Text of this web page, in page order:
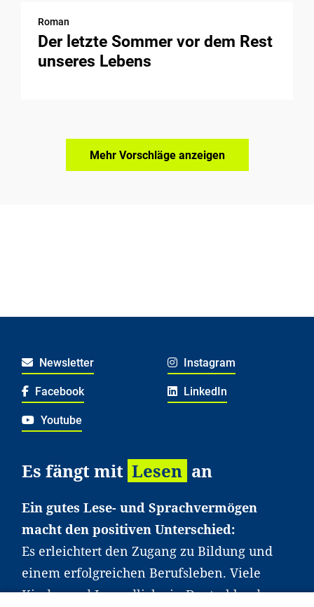
Roman
Der letzte Sommer vor dem Rest
unseres Lebens
Mehr Vorschläge anzeigen
Newsletter Instagram
Facebook LinkedIn
Youtube
Es fängt mit Lesen an
Ein gutes Lese- und Sprachvermögen
macht den positiven Unterschied:
Es erleichtert den Zugang zu Bildung und
einem erfolgreichen Berufsleben. Viele
Kinder und Jugendliche in Deutschland